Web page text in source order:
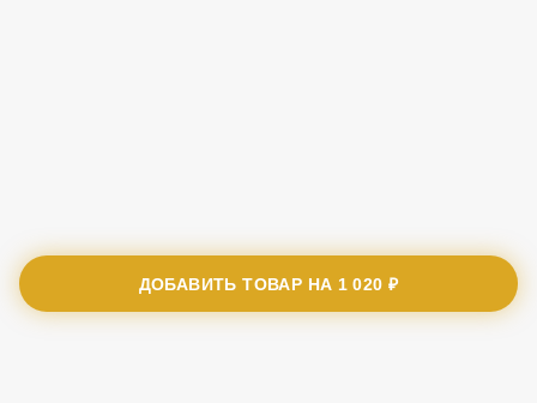
ДОБАВИТЬ ТОВАР НА 1 020 ₽